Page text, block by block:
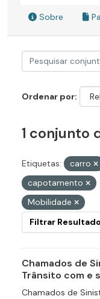
Sobre
Ordenar por
1 conjunto
Etiquetas: carro
capotamento
Mobilidade
Filtrar
Chamados de
Trânsito com e
Chamados de